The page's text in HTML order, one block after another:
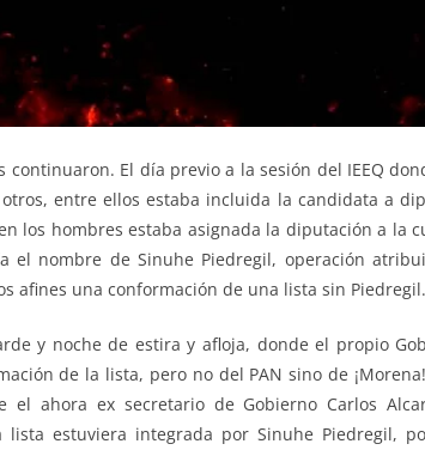
continuaron. El día previo a la sesión del IEEQ
entre ellos estaba incluida la candidata a
los hombres estaba asignada la diputación a la
el nombre de Sinuhe Piedregil, operación
afines una conformación de una lista sin Piedregil.
y noche de estira y afloja, donde el propio
de la lista, pero no del PAN sino de
el ahora ex secretario de Gobierno Carlos
estuviera integrada por Sinuhe Piedregil,